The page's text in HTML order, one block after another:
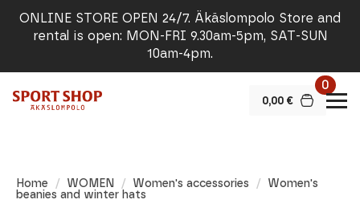
ONLINE STORE OPEN 24/7. Äkäslompolo Store and
rental is open: MON-FRI 9.30am-5pm, SAT-SUN
10am-4pm.
0,00 €
0
Home WOMEN Women's accessories
Women's
beanies and winter hats